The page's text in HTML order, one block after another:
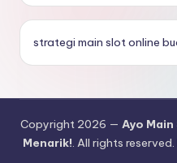
strategi main slot online
Copyright 2026 — Ayo
Menarik!. All rights reserved.